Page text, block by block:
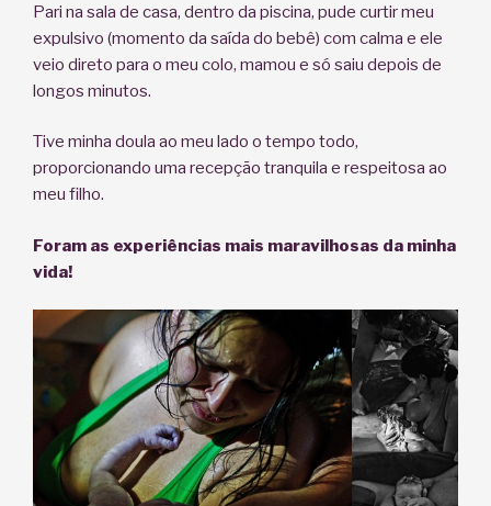
Pari na sala de casa, dentro da piscina, pude curtir meu
expulsivo (momento da saída do bebê) com calma e ele
veio direto para o meu colo, mamou e só saiu depois de
longos minutos.
Tive minha doula ao meu lado o tempo todo,
proporcionando uma recepção tranquila e respeitosa ao
meu filho.
Foram as experiências mais maravilhosas da minha
vida!